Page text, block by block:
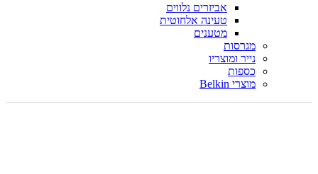
אביזרים נלווים
טעינה אלחוטית
מטענים
מגרסות
נייר ומוצריו
כספות
מוצרי Belkin